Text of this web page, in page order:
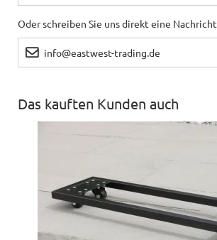
Oder schreiben Sie uns direkt eine Nachricht
info@eastwest-trading.de
Das kauften Kunden auch